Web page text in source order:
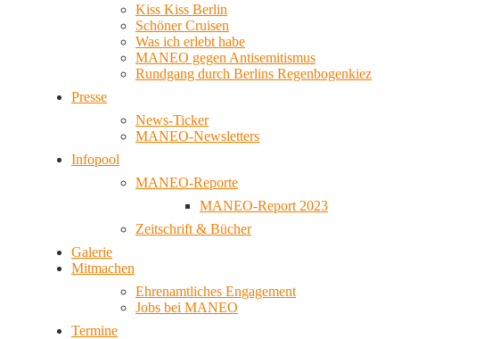
Kiss Kiss Berlin
Schöner Cruisen
Was ich erlebt habe
MANEO gegen Antisemitismus
Rundgang durch Berlins Regenbogenkiez
Presse
News-Ticker
MANEO-Newsletters
Infopool
MANEO-Reporte
MANEO-Report 2023
Zeitschrift & Bücher
Galerie
Mitmachen
Ehrenamtliches Engagement
Jobs bei MANEO
Termine